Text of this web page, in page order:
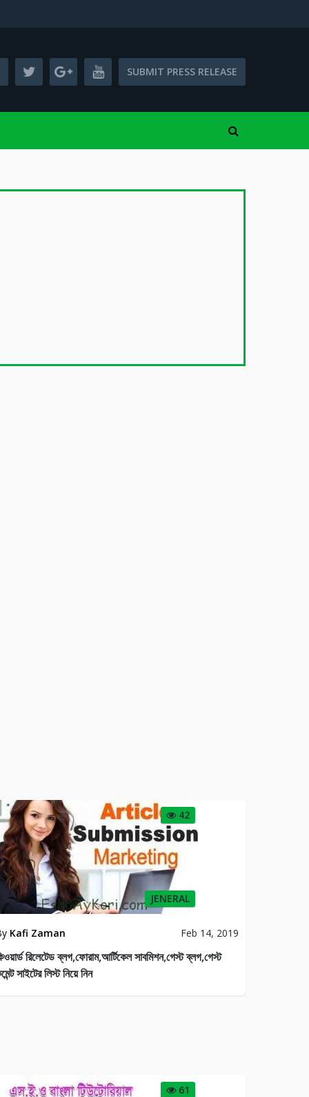
SUBMIT PRESS RELEASE
42
JENERAL
Kafi Zaman Feb 14, 2019
রিলেটেড ব্লগ,ফোরাম,আর্টিকেল সাবমিশন,গেস্ট ব্লগ,গেস্ট
সাইটের লিস্ট নিয়ে নিন
61